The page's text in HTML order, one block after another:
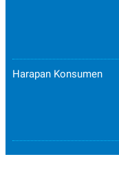
Harapan Konsumen